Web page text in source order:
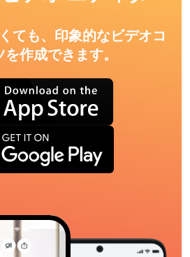
ても、印象的なビデオコ
作成できます。